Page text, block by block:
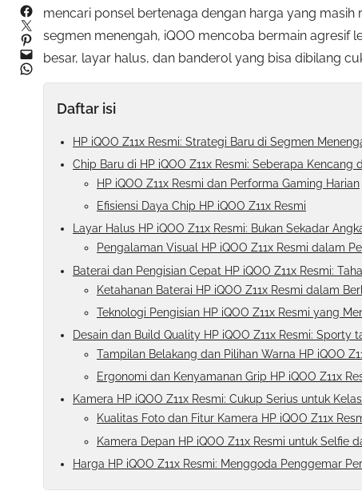
Facebook
Twitter
Pinterest
Mail
WhatsApp
mencari ponsel bertenaga dengan harga yang masih
segmen menengah, iQOO mencoba bermain agresif
besar, layar halus, dan banderol yang bisa dibilang
Daftar isi
HP iQOO Z11x Resmi: Strategi Baru di Segmen
Chip Baru di HP iQOO Z11x Resmi: Seberapa Kencang
HP iQOO Z11x Resmi dan Performa Gaming Harian
Efisiensi Daya Chip HP iQOO Z11x Resmi
Layar Halus HP iQOO Z11x Resmi: Bukan Sekadar
Pengalaman Visual HP iQOO Z11x Resmi dalam
Baterai dan Pengisian Cepat HP iQOO Z11x Resmi:
Ketahanan Baterai HP iQOO Z11x Resmi dalam
Teknologi Pengisian HP iQOO Z11x Resmi yang
Desain dan Build Quality HP iQOO Z11x Resmi: Sporty
Tampilan Belakang dan Pilihan Warna HP iQOO
Ergonomi dan Kenyamanan Grip HP iQOO Z11x
Kamera HP iQOO Z11x Resmi: Cukup Serius untuk
Kualitas Foto dan Fitur Kamera HP iQOO Z11x
Kamera Depan HP iQOO Z11x Resmi untuk Selfie
Harga HP iQOO Z11x Resmi: Menggoda Penggemar